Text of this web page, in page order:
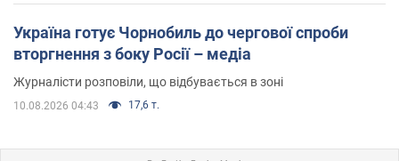
Україна готує Чорнобиль до чергової спроби
вторгнення з боку Росії – медіа
Журналісти розповіли, що відбувається в зоні
10.08.2026 04:43 17,6 т.